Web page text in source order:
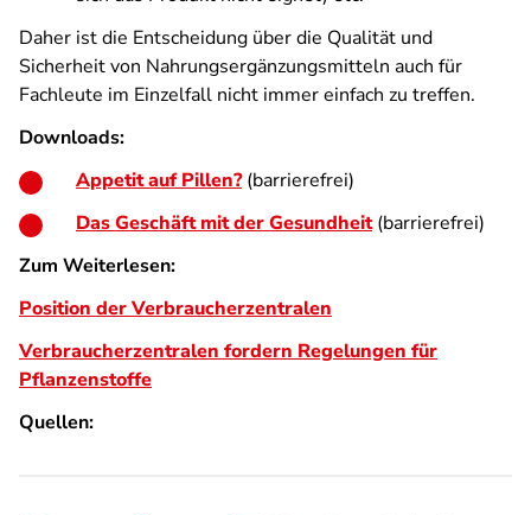
Daher ist die Entscheidung über die Qualität und
Sicherheit von Nahrungsergänzungsmitteln auch für
Fachleute im Einzelfall nicht immer einfach zu treffen.
Downloads:
Appetit auf Pillen?(barrierefrei)
Das Geschäft mit der Gesundheit(barrierefrei)
Zum Weiterlesen:
Position der Verbraucherzentralen
Verbraucherzentralen fordern Regelungen für
Pflanzenstoffe
Quellen: